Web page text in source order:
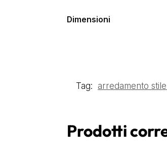
Dimensioni
Tag: arredamento
Prodotti